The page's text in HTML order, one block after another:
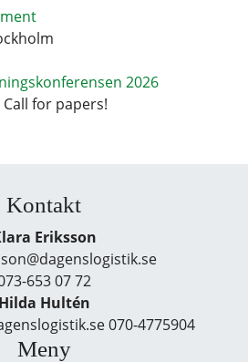
2026
for papers!
Kontakt
Eriksson
653 07 72
Hilda Hultén
070-4775904
Meny